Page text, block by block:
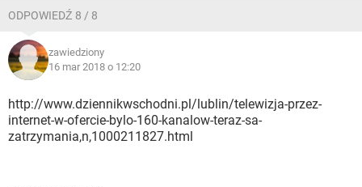
ODPOWIEDŹ 8 / 8
zawiedziony
16 mar 2018 o 12:20
http://www.dziennikwschodni.pl/lublin/telewizja-przez-
internet-w-ofercie-bylo-160-kanalow-teraz-sa-
zatrzymania,n,1000211827.html